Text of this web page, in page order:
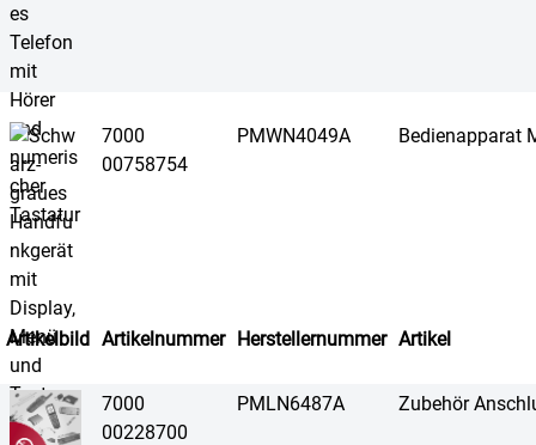
7000
00758754
PMWN4049A Bedienapparat
Artikelbild Artikelnummer Herstellernummer Artikel
7000
00228700
PMLN6487A Zubehör